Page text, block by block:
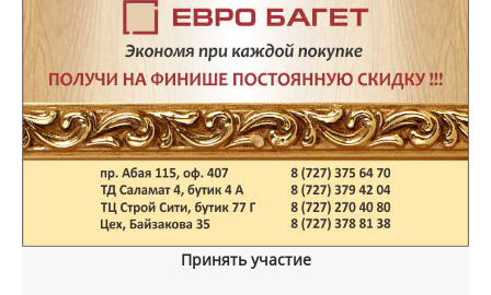
Принять участие